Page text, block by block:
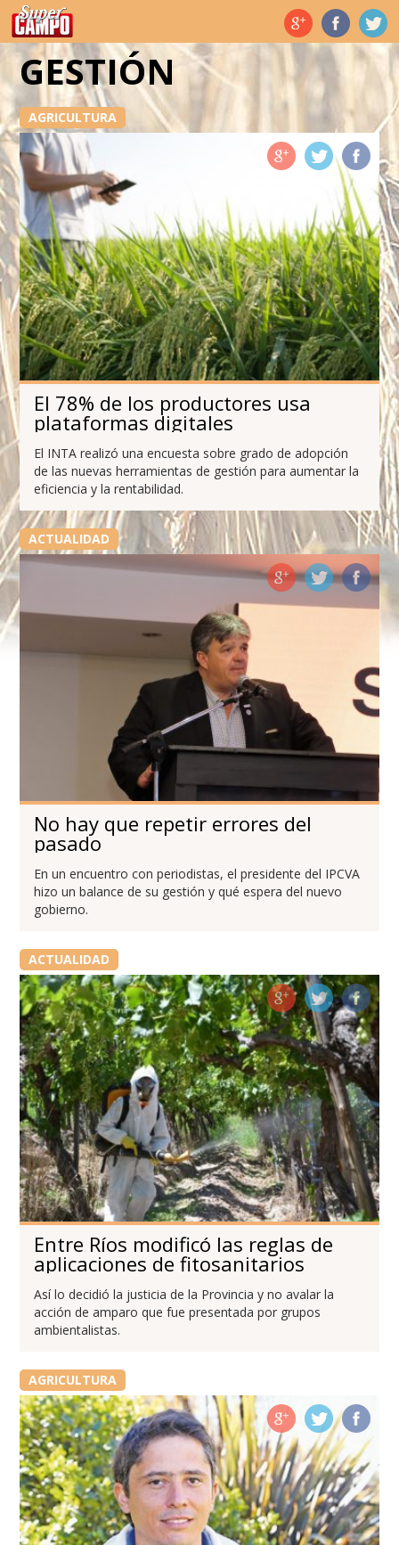
Temas de hoy
GESTIÓN
AGRICULTURA
El 78% de los productores usa
plataformas digitales
El INTA realizó una encuesta sobre grado de adopción
de las nuevas herramientas de gestión para aumentar la
eficiencia y la rentabilidad.
ACTUALIDAD
No hay que repetir errores del
pasado
En un encuentro con periodistas, el presidente del IPCVA
hizo un balance de su gestión y qué espera del nuevo
gobierno.
ACTUALIDAD
Entre Ríos modificó las reglas de
aplicaciones de fitosanitarios
Así lo decidió la justicia de la Provincia y no avalar la
acción de amparo que fue presentada por grupos
ambientalistas.
AGRICULTURA